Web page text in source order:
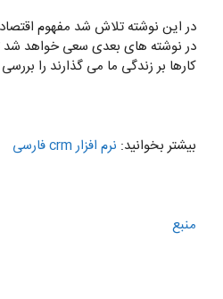
در این نوشته تلاش شد مفهوم
در نوشته های بعدی سعی خواهد شد
کارها بر زندگی ما می گذارند را
بیشتر بخوانید: نرم افزار crm فارسی
منبع